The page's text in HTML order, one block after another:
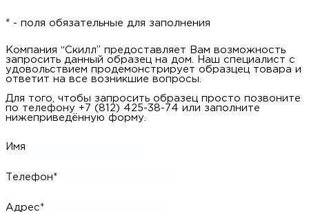
запросить данный образец на дом. Наш специалист с
на все возникшие вопросы.
Для того, чтобы запросить образец просто позвоните по
телефону +7 (812) 425-38-74 или заполните нижеприведённую
форму.